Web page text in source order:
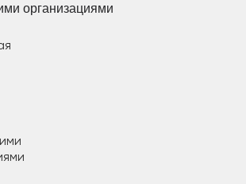
организациями